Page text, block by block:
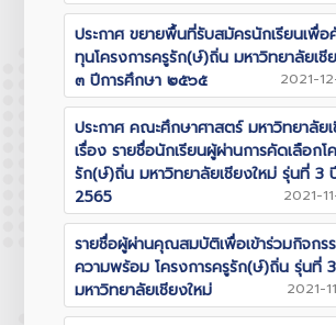
ประกาศ ขยายพื้นที่รับสมัครนักเรียนเพื่
ทุนโครงการครูรัก(ษ์)ถิ่น มหาวิทยาลัยเชี
๓ ปีการศึกษา ๒๕๖๕
2021-
ประกาศ คณะศึกษาศาสตร์ มหาวิทยาลัย
เรื่อง รายชื่อนักเรียนผู้ผ่านการคัดเลือกโ
รัก(ษ์)ถิ่น มหาวิทยาลัยเชียงใหม่ รุ่นที่ 3
2565
2021-
รายชื่อผู้ผ่านคุณสมบัติเพื่อเข้าร่วมกิจกร
ความพร้อม โครงการครูรัก(ษ์)ถิ่น รุ่นที่ 3
มหาวิทยาลัยเชียงใหม่
2021-